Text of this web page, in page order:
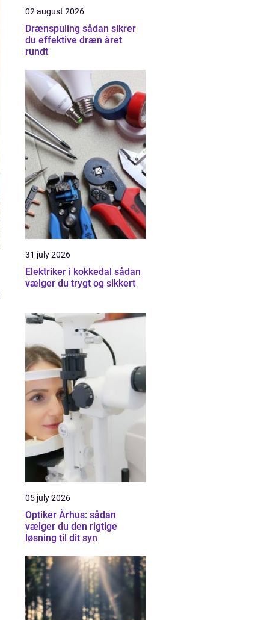
02 august 2026
Drænspuling sådan sikrer
du effektive dræn året
rundt
31 july 2026
Elektriker i kokkedal sådan
vælger du trygt og sikkert
05 july 2026
Optiker Århus: sådan
vælger du den rigtige
løsning til dit syn